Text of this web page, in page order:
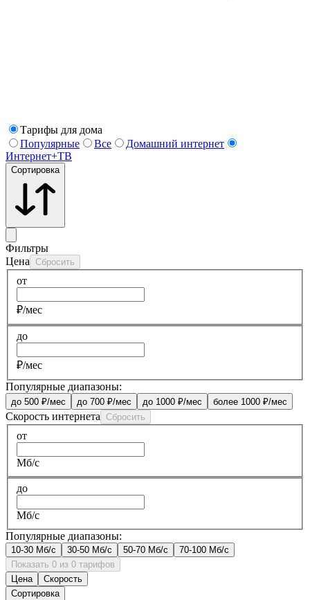
Тарифы для дома
Популярные
Все
Домашний интернет
Интернет+ТВ
Сортировка
Фильтры
Цена
Сбросить
от
₽/мес
до
₽/мес
Популярные диапазоны:
до 500 ₽/мес до 700 ₽/мес до 1000 ₽/мес более 1000 ₽/мес
Скорость интернета Сбросить
от
Мб/с
до
Мб/с
Популярные диапазоны:
10-30 Мб/с 30-50 Мб/с 50-70 Мб/с
70-100 Мб/с
Показать 0 из 0 тарифов
Цена
Скорость
Сортировка